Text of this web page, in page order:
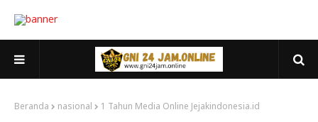
Beranda nasional 1 Tahun Media Online Jejakindonesia.id